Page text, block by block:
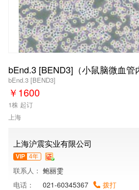
bEnd.3 [BEND3]（小鼠脑微血管
bEnd.3 [BEND3]
￥ 1600
1株 起订
上海
上海沪震实业有限公司
VIP 4年
联系人： 鲍丽雯
电话：
021-60345367
拨打